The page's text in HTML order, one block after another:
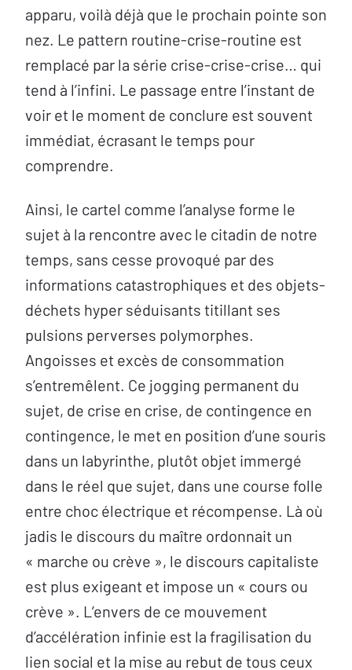
apparu, voilà déjà que le prochain pointe son
nez. Le pattern routine-crise-routine est
remplacé par la série crise-crise-crise… qui
tend à l’infini. Le passage entre l’instant de
voir et le moment de conclure est souvent
immédiat, écrasant le temps pour
comprendre.
Ainsi, le cartel comme l’analyse forme le
sujet à la rencontre avec le citadin de notre
temps, sans cesse provoqué par des
informations catastrophiques et des objets-
déchets hyper séduisants titillant ses
pulsions perverses polymorphes.
Angoisses et excès de consommation
s’entremêlent. Ce jogging permanent du
sujet, de crise en crise, de contingence en
contingence, le met en position d’une souris
dans un labyrinthe, plutôt objet immergé
dans le réel que sujet, dans une course folle
entre choc électrique et récompense. Là où
jadis le discours du maître ordonnait un
« marche ou crève », le discours capitaliste
est plus exigeant et impose un « cours ou
crève ». L’envers de ce mouvement
d’accélération infinie est la fragilisation du
lien social et la mise au rebut de tous ceux